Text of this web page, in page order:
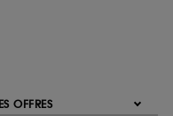
OFFRES